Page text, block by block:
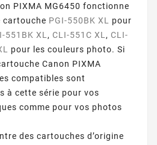
PIXMA MG6450 fonctionne
cartouche PGI-550BK XL
pour
551BK XL , CLI-551C XL , CLI-
pour les couleurs photo. Si
Canon PIXMA
compatibles sont
à cette série pour vos
comme pour vos photos
des cartouches d’origine